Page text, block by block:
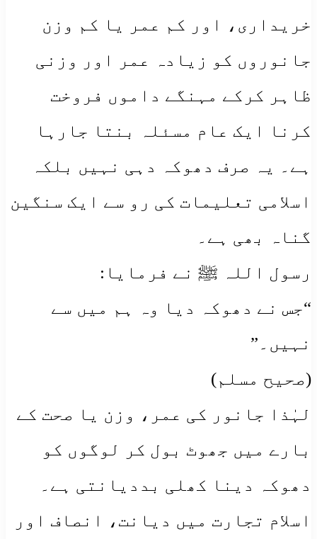
خریداری، اور کم عمر یا کم وزن
جانوروں کو زیادہ عمر اور وزنی
ظاہر کرکے مہنگے داموں فروخت
کرنا ایک عام مسئلہ بنتا جارہا
ہے۔ یہ صرف دھوکہ دہی نہیں بلکہ
اسلامی تعلیمات کی رو سے ایک سنگین
گناہ بھی ہے۔
رسول اللہ ﷺ نے فرمایا:
“جس نے دھوکہ دیا وہ ہم میں سے
نہیں۔”
(صحیح مسلم)
لہٰذا جانور کی عمر، وزن یا صحت کے
بارے میں جھوٹ بول کر لوگوں کو
دھوکہ دینا کھلی بددیانتی ہے۔
اسلام تجارت میں دیانت، انصاف اور